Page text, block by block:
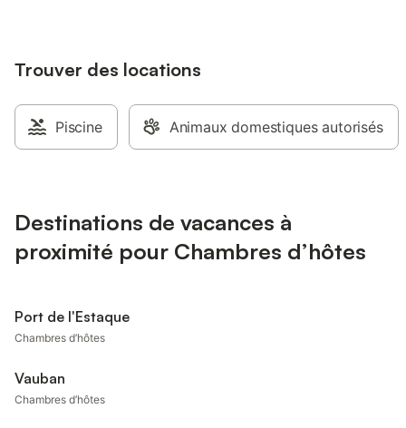
Trouver des locations
Piscine Animaux domestiques autorisés
Destinations de vacances à
proximité pour Chambres d’hôtes
Port de l'Estaque
Chambres d’hôtes
Vauban
Chambres d’hôtes